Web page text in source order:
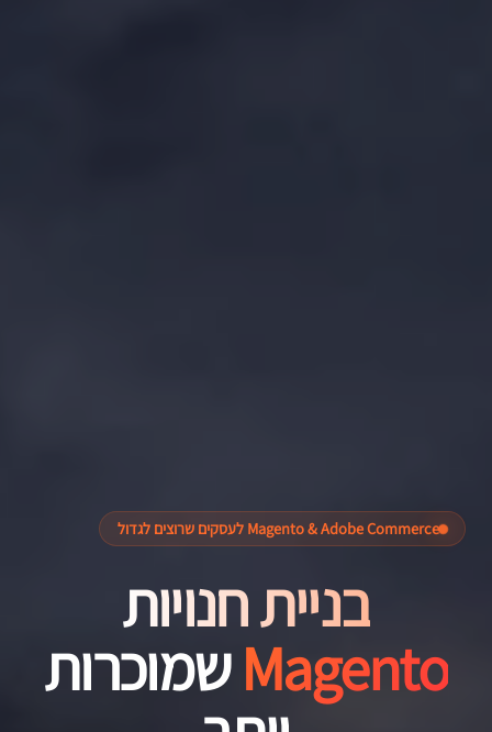
Magento & Adobe Commerce לעסקים שרוצים לגדול
בניית חנויות
Magentoשמוכרות